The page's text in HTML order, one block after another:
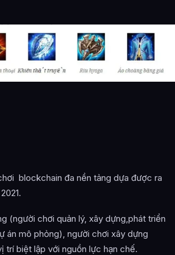
blockchain đa nền tảng dựa được ra
(người chơi quản lý, xây dựng,phát triển
án mô phỏng), người chơi xây dựng
trí biệt lập với nguồn lực hạn chế.